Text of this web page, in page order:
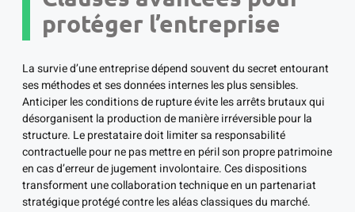
protéger l’entreprise
La survie d’une entreprise dépend souvent du secret entourant
ses méthodes et ses données internes les plus sensibles.
Anticiper les conditions de rupture évite les arrêts brutaux qui
désorganisent la production de manière irréversible pour la
structure. Le prestataire doit limiter sa responsabilité
contractuelle pour ne pas mettre en péril son propre patrimoine
en cas d’erreur de jugement involontaire. Ces dispositions
transforment une collaboration technique en un partenariat
stratégique protégé contre les aléas classiques du marché.